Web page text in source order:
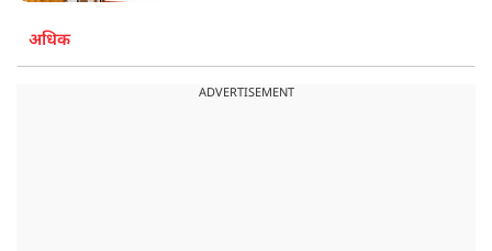
अधिक
ADVERTISEMENT